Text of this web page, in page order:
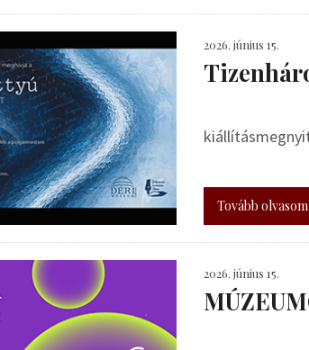
2026. június 15.
Tovább
2026. június 15.